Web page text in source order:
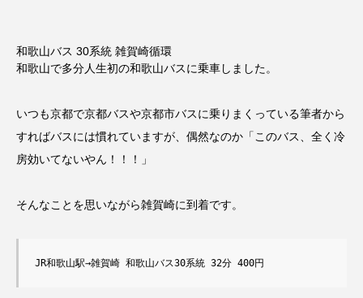
和歌山バス 30系統 雑賀崎循環
和歌山で多分人生初の和歌山バスに乗車しました。
いつも京都で京都バスや京都市バスに乗りまくっている筆者から
すればバスには慣れていますが、偶然なのか「このバス、全く冷
房効いてないやん！！！」
そんなことを思いながら雑賀崎に到着です。
JR和歌山駅→雑賀崎 和歌山バス30系統 32分 400円